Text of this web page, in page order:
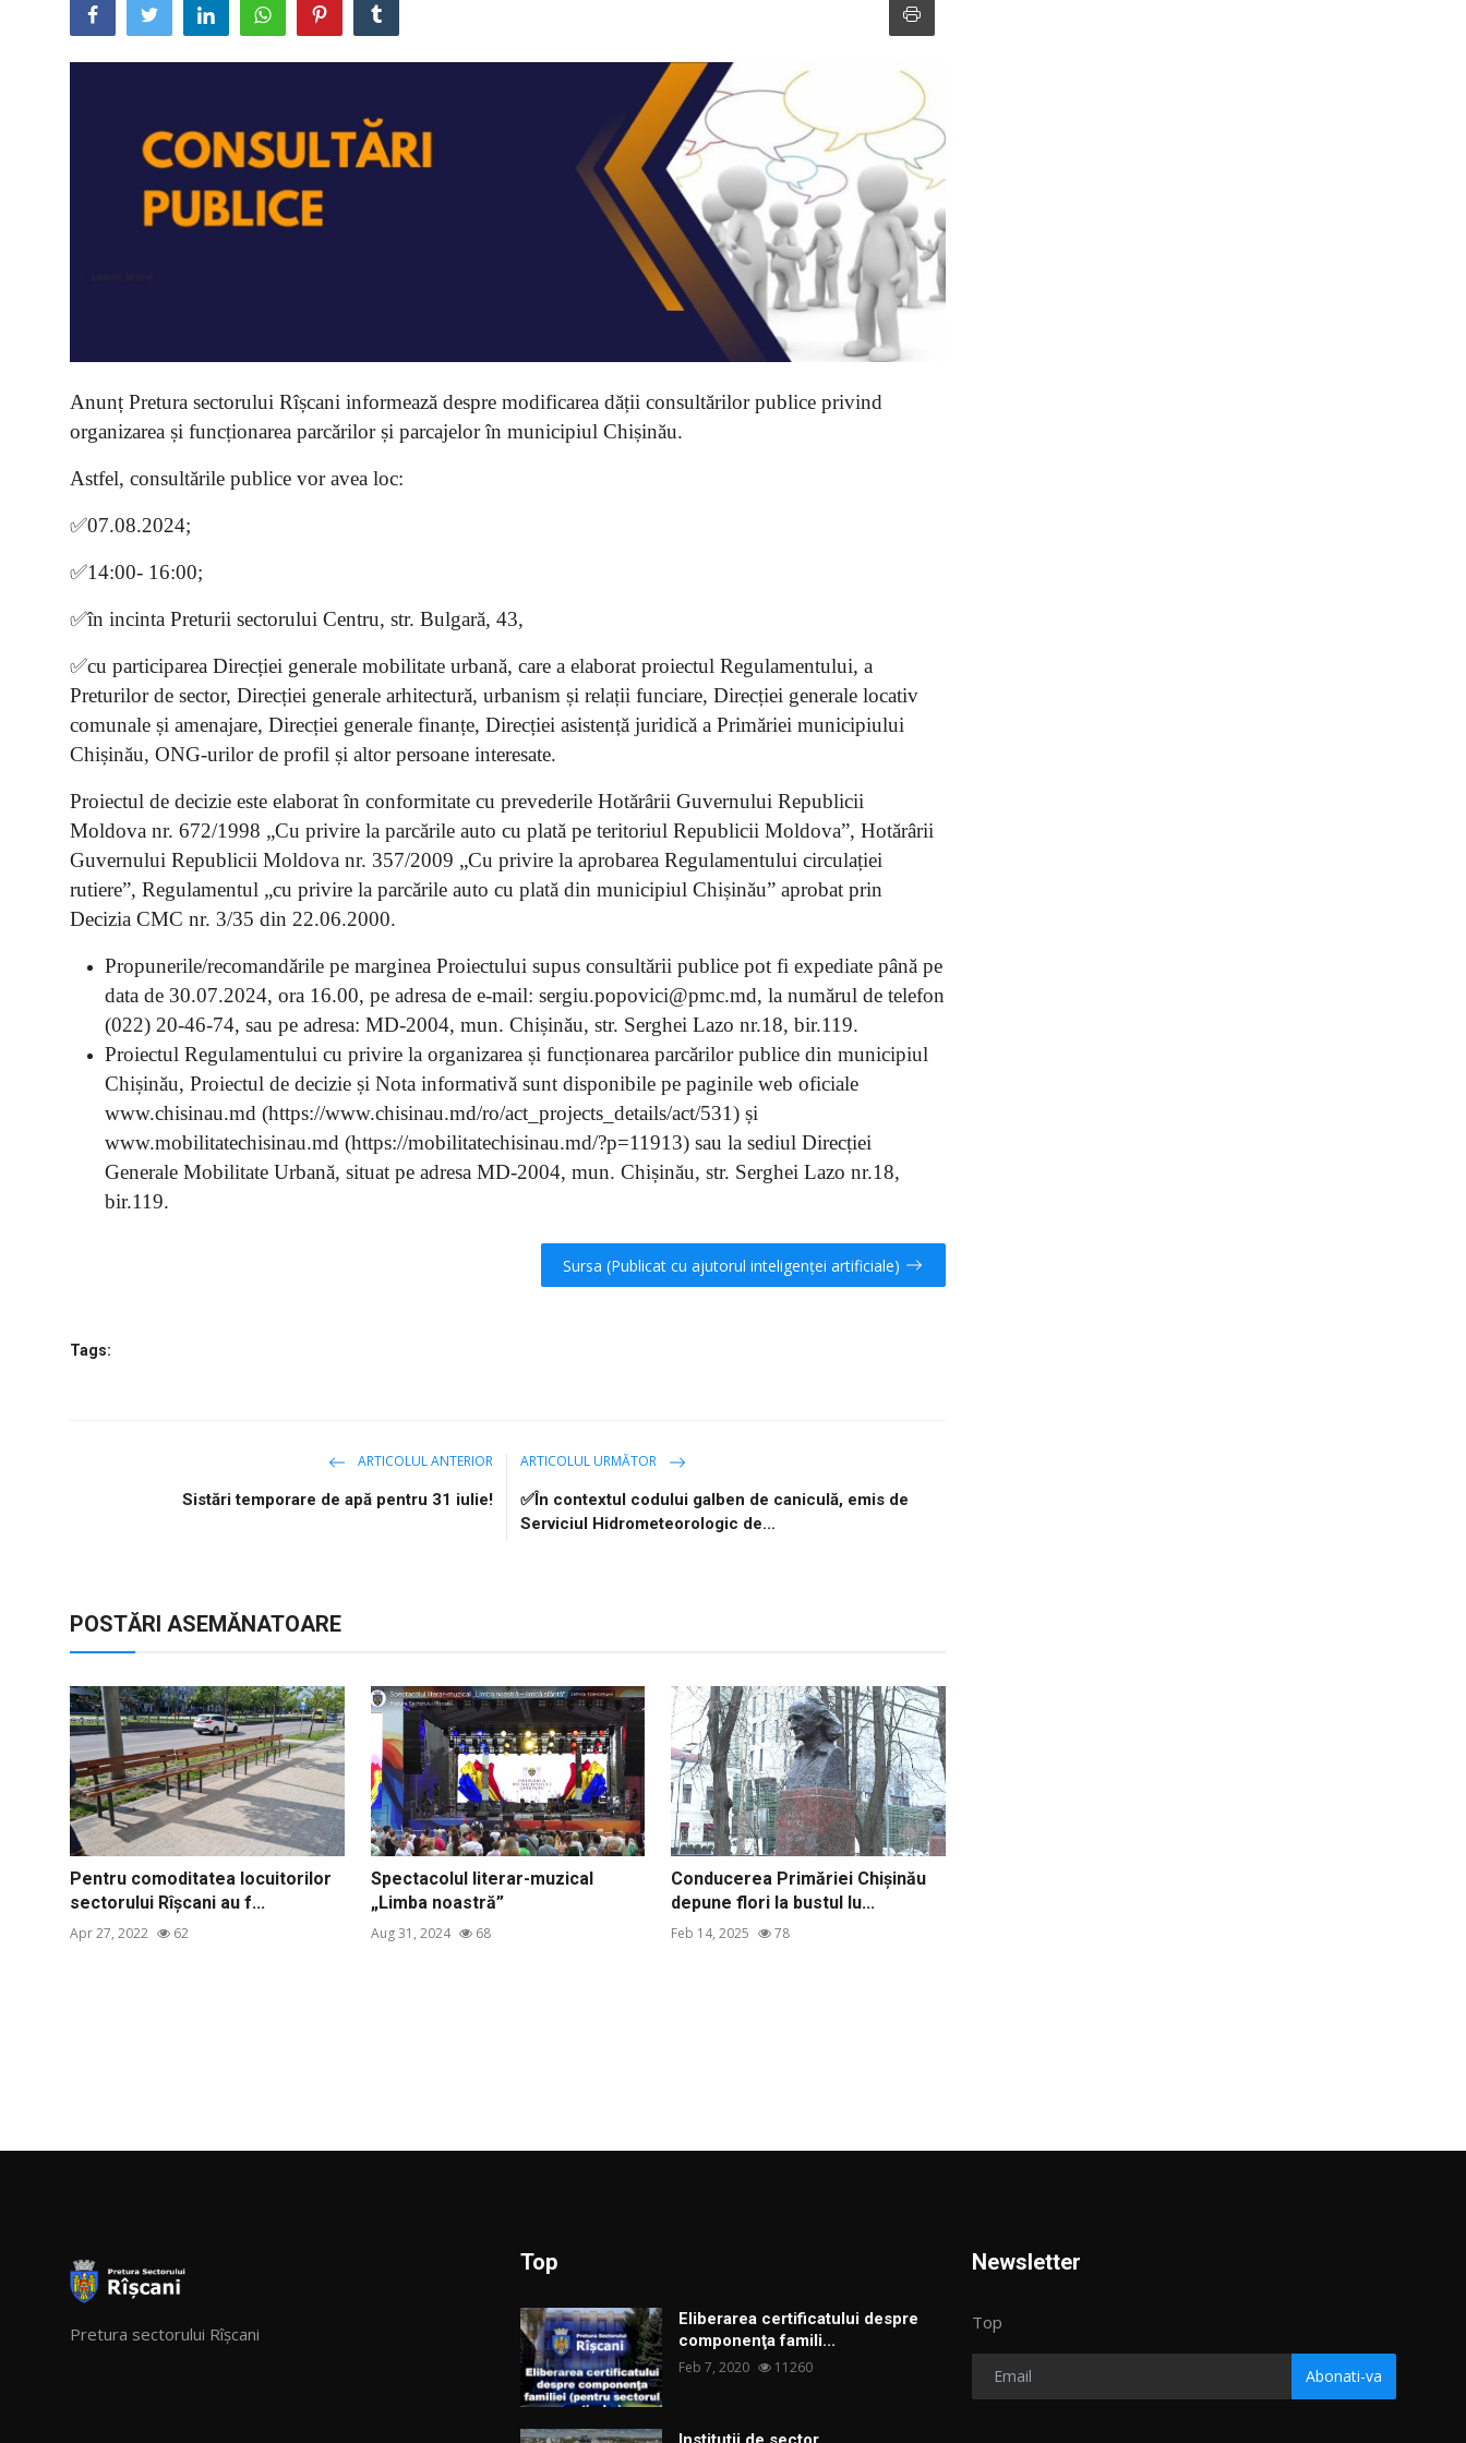
Sectorul Rîșcani
Anunț Pretura sectorului Rîșcani informează despre modificarea dății consultărilor publice privind
organizarea și funcționarea parcărilor și parcajelor în municipiul Chișinău.
Astfel, consultările publice vor avea loc:
✅07.08.2024;
✅14:00- 16:00;
✅în incinta Preturii sectorului Centru, str. Bulgară, 43,
✅cu participarea Direcției generale mobilitate urbană, care a elaborat proiectul Regulamentului, a
Preturilor de sector, Direcției generale arhitectură, urbanism și relații funciare, Direcției generale locativ
comunale și amenajare, Direcției generale finanțe, Direcției asistență juridică a Primăriei municipiului
Chișinău, ONG-urilor de profil și altor persoane interesate.
Proiectul de decizie este elaborat în conformitate cu prevederile Hotărârii Guvernului Republicii
Moldova nr. 672/1998 „Cu privire la parcările auto cu plată pe teritoriul Republicii Moldova”, Hotărârii
Guvernului Republicii Moldova nr. 357/2009 „Cu privire la aprobarea Regulamentului circulației
rutiere”, Regulamentul „cu privire la parcările auto cu plată din municipiul Chișinău” aprobat prin
Decizia CMC nr. 3/35 din 22.06.2000.
Propunerile/recomandările pe marginea Proiectului supus consultării publice pot fi expediate până pe
data de 30.07.2024, ora 16.00, pe adresa de e-mail: sergiu.popovici@pmc.md, la numărul de telefon
(022) 20-46-74, sau pe adresa: MD-2004, mun. Chișinău, str. Serghei Lazo nr.18, bir.119.
Proiectul Regulamentului cu privire la organizarea și funcționarea parcărilor publice din municipiul
Chișinău, Proiectul de decizie și Nota informativă sunt disponibile pe paginile web oficiale
www.chisinau.md (https://www.chisinau.md/ro/act_projects_details/act/531) și
www.mobilitatechisinau.md (https://mobilitatechisinau.md/?p=11913) sau la sediul Direcției
Generale Mobilitate Urbană, situat pe adresa MD-2004, mun. Chișinău, str. Serghei Lazo nr.18,
bir.119.
Sursa (Publicat cu ajutorul inteligenței artificiale)
Tags:
ARTICOLUL ANTERIOR
Sistări temporare de apă pentru 31 iulie!
ARTICOLUL URMĂTOR
✅În contextul codului galben de caniculă, emis de
Serviciul Hidrometeorologic de...
POSTĂRI ASEMĂNATOARE
Pentru comoditatea locuitorilor
sectorului Rîşcani au f...
Apr 27, 2022 62
Spectacolul literar-muzical
„Limba noastră”
Aug 31, 2024 68
Conducerea Primăriei Chișinău
depune flori la bustul lu...
Feb 14, 2025 78
Pretura sectorului Rîșcani
Top
Eliberarea certificatului despre
componenţa famili...
Feb 7, 2020 11260
Newsletter
Top
Abonati-va